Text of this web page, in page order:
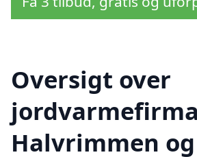
Oversigt over
Halvrimmen og